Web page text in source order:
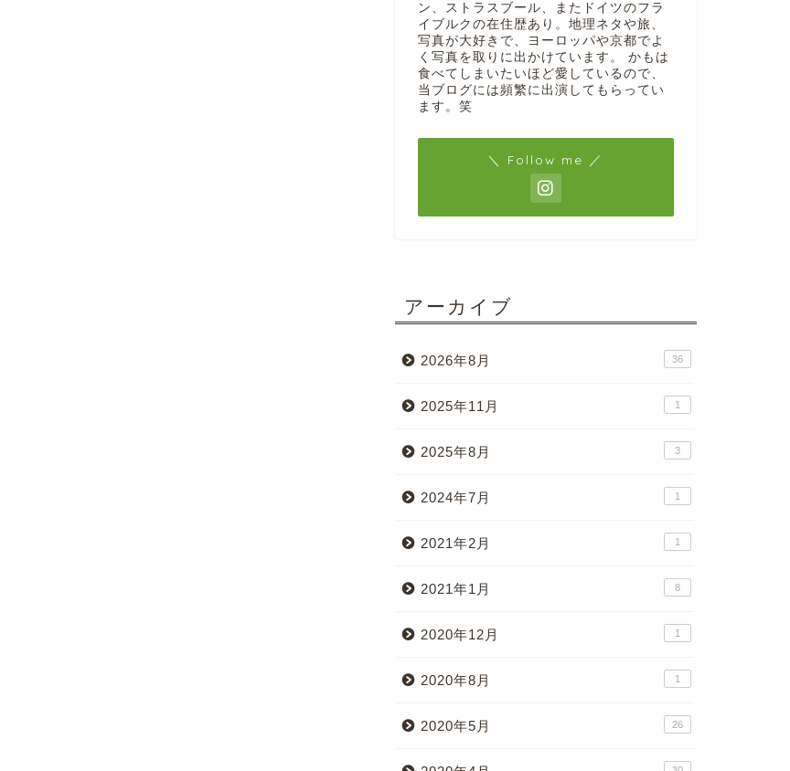
ン、ストラスブール、またドイツのフラ
イブルクの在住歴あり。地理ネタや旅、
写真が大好きで、ヨーロッパや京都でよ
く写真を取りに出かけています。 かもは
食べてしまいたいほど愛しているので、
当ブログには頻繁に出演してもらってい
ます。笑
＼ Follow me ／
アーカイブ
2026年8月 36
2025年11月 1
2025年8月 3
2024年7月 1
2021年2月 1
2021年1月 8
2020年12月 1
2020年8月 1
2020年5月 26